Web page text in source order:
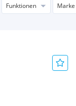
Funktionen
Marke